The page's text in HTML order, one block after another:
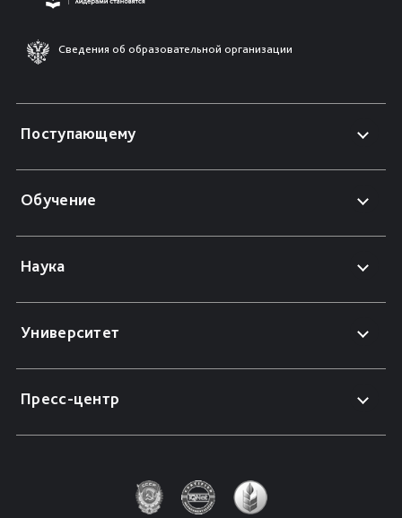
Сведения об образовательной организации
Поступающему
Обучение
Наука
Университет
Пресс-центр